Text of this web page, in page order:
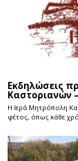
Εκδηλώσεις
Καστοριανών
Η Ιερά Μητρόπολη
φέτος, όπως κάθε